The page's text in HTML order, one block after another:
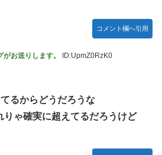
コメント欄へ引用
お送りします。 ID:UpmZ0RzK0
るからどうだろうな
りゃ確実に超えてるだろうけど